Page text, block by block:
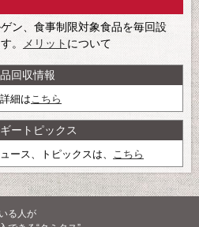
ン、食事制限対象食品を毎回設
。
メリット について
回収情報
細はこちら
ートピックス
ース、トピックスは、 こちら
る人が